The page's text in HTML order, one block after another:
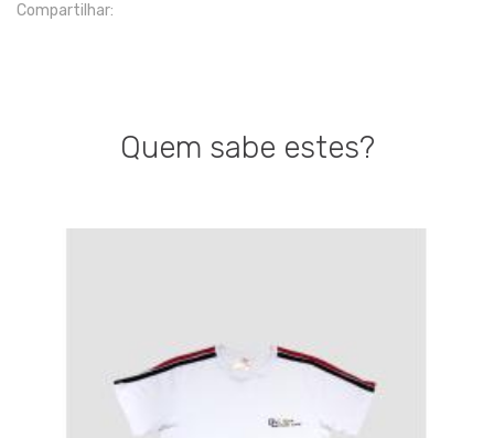
Compartilhar:
Quem sabe estes?